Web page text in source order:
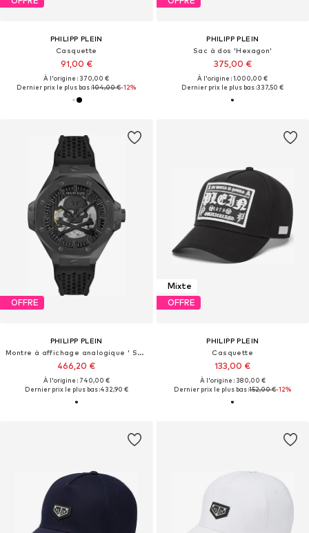
PHILIPP PLEIN
Casquette
91,00 €
À l'origine : 370,00 €
Dernier prix le plus bas :104,00 €-12%
PHILIPP PLEIN
Sac à dos 'Hexagon'
375,00 €
À l'origine : 1.000,00 €
Dernier prix le plus bas :337,50 €
OFFRE
PHILIPP PLEIN
Montre à affichage analogique ' Skeleton Royal '
466,20 €
À l'origine : 740,00 €
Dernier prix le plus bas :432,90 €
Mixte
OFFRE
PHILIPP PLEIN
Casquette
133,00 €
À l'origine : 380,00 €
Dernier prix le plus bas :152,00 €-12%